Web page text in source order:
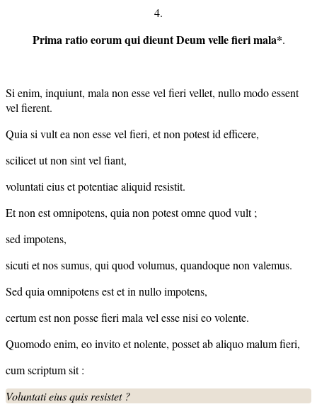
4.
Prima ratio eorum qui dieunt Deum velle fieri mala*.
Si enim, inquiunt, mala non esse vel fieri vellet, nullo modo essent
vel fierent.
Quia si vult ea non esse vel fieri, et non potest id efficere,
scilicet ut non sint vel fiant,
voluntati eius et potentiae aliquid resistit.
Et non est omnipotens, quia non potest omne quod vult ;
sed impotens,
sicuti et nos sumus, qui quod volumus, quandoque non valemus.
Sed quia omnipotens est et in nullo impotens,
certum est non posse fieri mala vel esse nisi eo volente.
Quomodo enim, eo invito et nolente, posset ab aliquo malum fieri,
cum scriptum sit :
Voluntati eius quis resistet ?